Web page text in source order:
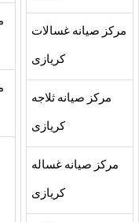
مركز صيانه غسالات
كريازى
مركز صيانه ثلاجه
كريازى
مركز صيانه غساله
كريازى